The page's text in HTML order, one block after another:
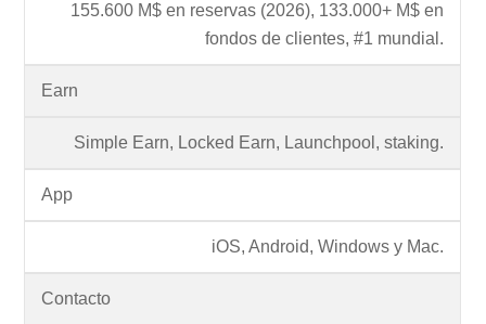
155.600 M$ en reservas (2026), 133.000+ M$ en
fondos de clientes, #1 mundial.
Earn
Simple Earn, Locked Earn, Launchpool, staking.
App
iOS, Android, Windows y Mac.
Contacto